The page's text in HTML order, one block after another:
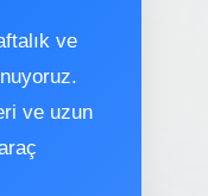
ve
ve uzun